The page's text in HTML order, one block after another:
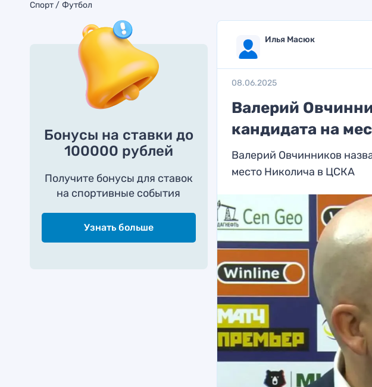
Спорт Футбол
Бонусы на ставки до
100000 рублей
Получите бонусы для ставок
на спортивные события
Узнать больше
Илья Масюк
08.06.2025
Валерий
кандидата на
Валерий Овчинников
место Николича в ЦСКА